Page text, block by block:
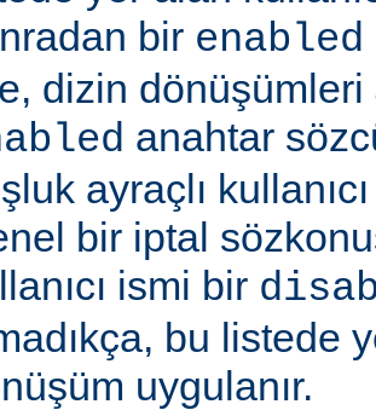
bir enabled
dizin dönüşümleri
anahtar
ayraçlı
bir iptal
ismi bir
bu listede
uygulanır.